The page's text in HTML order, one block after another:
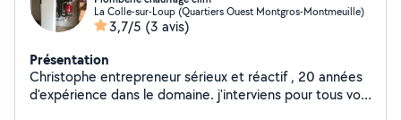
La Colle-sur-Loup (Quartiers Ouest Montgros-Montmeuille)
3,7/5 (3 avis)
Présentation
Christophe entrepreneur sérieux et réactif , 20 années
d'expérience dans le domaine. j'interviens pour tous vos